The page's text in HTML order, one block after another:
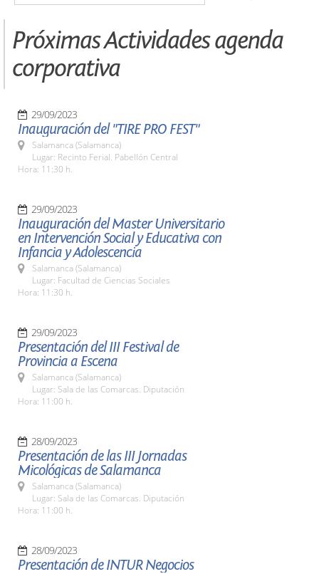
Próximas Actividades agenda
corporativa
29/09/2023
Inauguración del "TIRE PRO FEST"
Salamanca (Salamanca)
Lugar: Recinto Ferial. Pabellón Central
Hora: 11:30 h.
29/09/2023
Inauguración del Master Universitario
en Intervención Social y Educativa con
Infancia y Adolescencia
Salamanca (Salamanca)
Lugar: Facultad de Ciencias Sociales
Hora: 11:30 h.
29/09/2023
Presentación del III Festival de
Provincia a Escena
Salamanca (Salamanca)
Lugar: Sala de las Comarcas. Diputación
Hora: 11:00 h.
28/09/2023
Presentación de las III Jornadas
Micológicas de Salamanca
Salamanca (Salamanca)
Lugar: Sala de las Comarcas. Diputación
Hora: 11:00 h.
28/09/2023
Presentación de INTUR Negocios